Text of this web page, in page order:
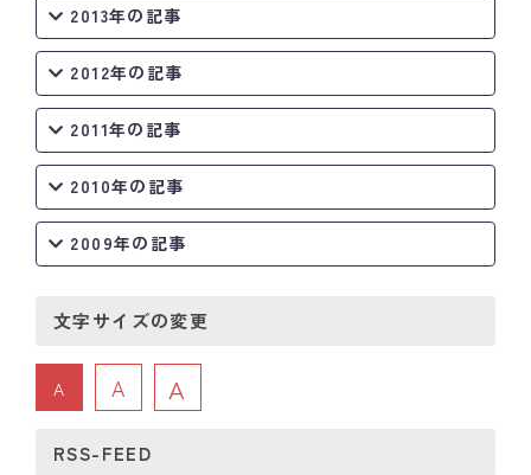
2013年の記事
2012年の記事
2011年の記事
2010年の記事
2009年の記事
文字サイズの変更
A A A
RSS-FEED